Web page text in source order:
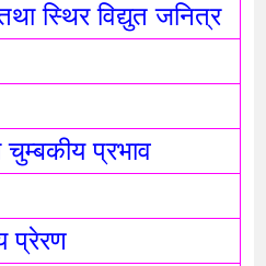
तथा स्थिर विद्युत जनित्र
चुम्बकीय प्रभाव
प्रेरण